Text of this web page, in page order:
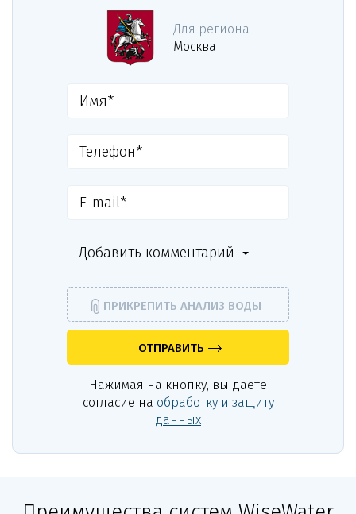
Для региона
Москва
Добавить комментарий
ПРИКРЕПИТЬ АНАЛИЗ ВОДЫ
ОТПРАВИТЬ
Нажимая на кнопку, вы даете
согласие на обработку и защиту
данных